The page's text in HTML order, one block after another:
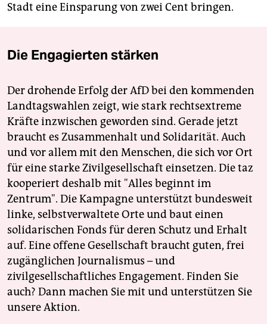
Stadt eine Einsparung von zwei Cent bringen.
Die Engagierten stärken
Der drohende Erfolg der AfD bei den kommenden
Landtagswahlen zeigt, wie stark rechtsextreme
Kräfte inzwischen geworden sind. Gerade jetzt
braucht es Zusammenhalt und Solidarität. Auch
und vor allem mit den Menschen, die sich vor Ort
für eine starke Zivilgesellschaft einsetzen. Die taz
kooperiert deshalb mit "Alles beginnt im
Zentrum". Die Kampagne unterstützt bundesweit
linke, selbstverwaltete Orte und baut einen
solidarischen Fonds für deren Schutz und Erhalt
auf. Eine offene Gesellschaft braucht guten, frei
zugänglichen Journalismus – und
zivilgesellschaftliches Engagement. Finden Sie
auch? Dann machen Sie mit und unterstützen Sie
unsere Aktion.